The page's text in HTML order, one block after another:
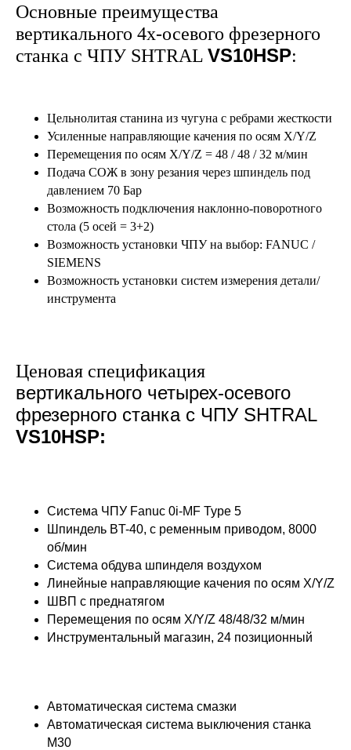
Основные преимущества
вертикального 4х-осевого фрезерного
станка с ЧПУ SHTRAL VS10HSP:
Цельнолитая станина из чугуна с ребрами жесткости
Усиленные направляющие качения по осям X/Y/Z
Перемещения по осям X/Y/Z = 48 / 48 / 32 м/мин
Подача СОЖ в зону резания через шпиндель под
давлением 70 Бар
Возможность подключения наклонно-поворотного
стола (5 осей = 3+2)
Возможность установки ЧПУ на выбор: FANUC /
SIEMENS
Возможность установки систем измерения детали/
инструмента
Ценовая спецификация
вертикального четырех-осевого
фрезерного станка с ЧПУ SHTRAL
VS10HSP:
Система ЧПУ Fanuc 0i-MF Type 5
Шпиндель BT-40, с ременным приводом, 8000
об/мин
Система обдува шпинделя воздухом
Линейные направляющие качения по осям X/Y/Z
ШВП с преднатягом
Перемещения по осям X/Y/Z 48/48/32 м/мин
Инструментальный магазин, 24 позиционный
Автоматическая система смазки
Автоматическая система выключения станка
М30